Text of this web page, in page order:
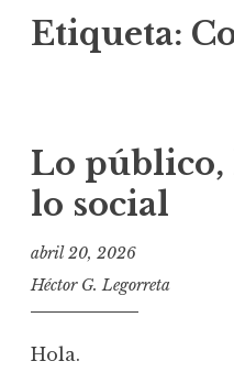
c
o
n
Etiqueta:
Lo
lo social
abril 20, 2026
Héctor G. Legorreta
Hola.